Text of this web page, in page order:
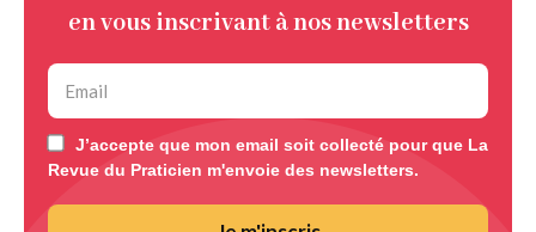
en vous inscrivant à nos newsletters
J’accepte que mon email soit collecté pour que La
Revue du Praticien m'envoie des newsletters.